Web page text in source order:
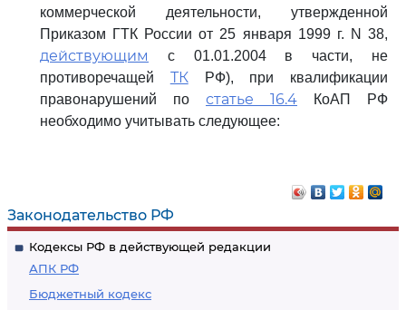
Законодательство РФ
Кодексы РФ в действующей редакции
АПК РФ
Бюджетный кодекс
коммерческой деятельности, утвержденной
Приказом ГТК России от 25 января 1999 г. N 38,
действующим
с 01.01.2004 в части, не
противоречащей ТКРФ), при квалификации
правонарушений по статье 16.4 КоАП РФ
необходимо учитывать следующее: